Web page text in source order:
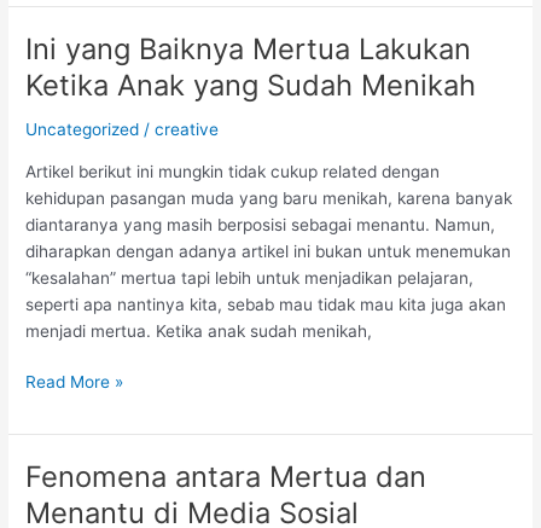
Ini yang Baiknya Mertua Lakukan
Ketika Anak yang Sudah Menikah
Uncategorized /creative
Artikel berikut ini mungkin tidak cukup related dengan
kehidupan pasangan muda yang baru menikah, karena banyak
diantaranya yang masih berposisi sebagai menantu. Namun,
diharapkan dengan adanya artikel ini bukan untuk menemukan
“kesalahan” mertua tapi lebih untuk menjadikan pelajaran,
seperti apa nantinya kita, sebab mau tidak mau kita juga akan
menjadi mertua. Ketika anak sudah menikah,
Ini
yang
Baiknya
Mertua
Ketika
Anak
yang
Sudah
Menikah
Read More »
Fenomena antara Mertua dan
Menantu di Media Sosial
Fenomena
antara